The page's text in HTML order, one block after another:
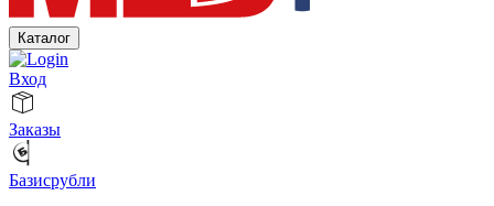
Каталог
Вход
Заказы
Базисрубли